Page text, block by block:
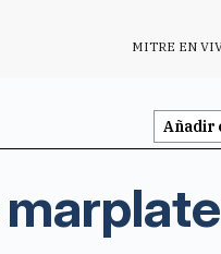
MITRE EN
Añadir